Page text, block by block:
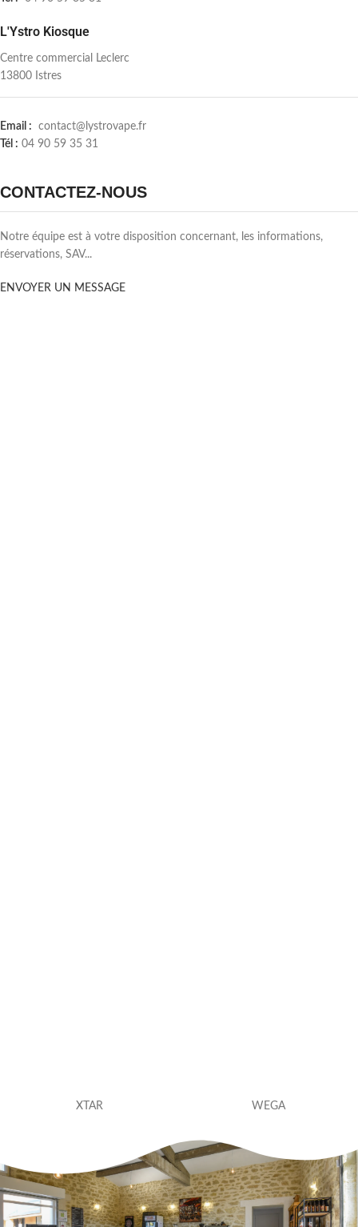
L'Ystro Kiosque
Centre commercial Leclerc
13800 Istres
Email : contact@lystrovape.fr
Tél : 04 90 59 35 31
CONTACTEZ-NOUS
Notre équipe est à votre disposition concernant, les informations,
réservations, SAV...
ENVOYER UN MESSAGE
XTAR WEGA